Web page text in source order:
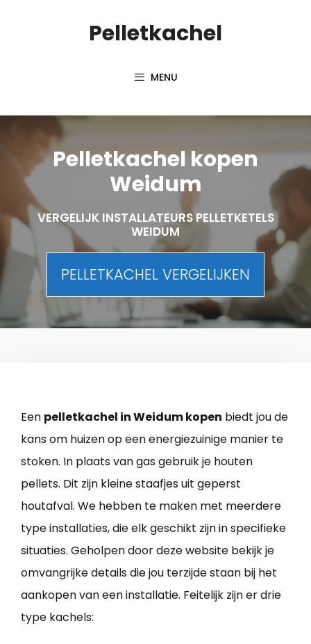
Pelletkachel
MENU
Pelletkachel kopen
Weidum
VERGELIJK INSTALLATEURS PELLETKETELS
WEIDUM
PELLETKACHEL VERGELIJKEN
Een pelletkachel in Weidum kopen biedt jou de
kans om huizen op een energiezuinige manier te
stoken. In plaats van gas gebruik je houten
pellets. Dit zijn kleine staafjes uit geperst
houtafval. We hebben te maken met meerdere
type installaties, die elk geschikt zijn in specifieke
situaties. Geholpen door deze website bekijk je
omvangrijke details die jou terzijde staan bij het
aankopen van een installatie. Feitelijk zijn er drie
type kachels: